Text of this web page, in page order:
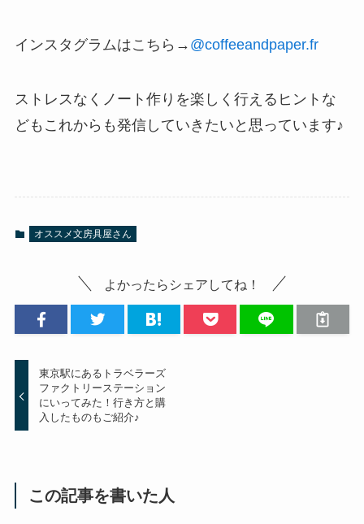
インスタグラムはこちら→ @coffeeandpaper.fr
ストレスなくノート作りを楽しく行えるヒントな
どもこれからも発信していきたいと思っています♪
オススメ文房具屋さん
よかったらシェアしてね！
東京駅にあるトラベラーズ
ファクトリーステーション
にいってみた！行き方と購
入したものもご紹介♪
この記事を書いた人